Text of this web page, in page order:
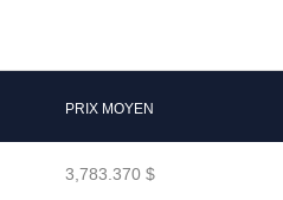
PRIX MOYEN
3,783.370 $